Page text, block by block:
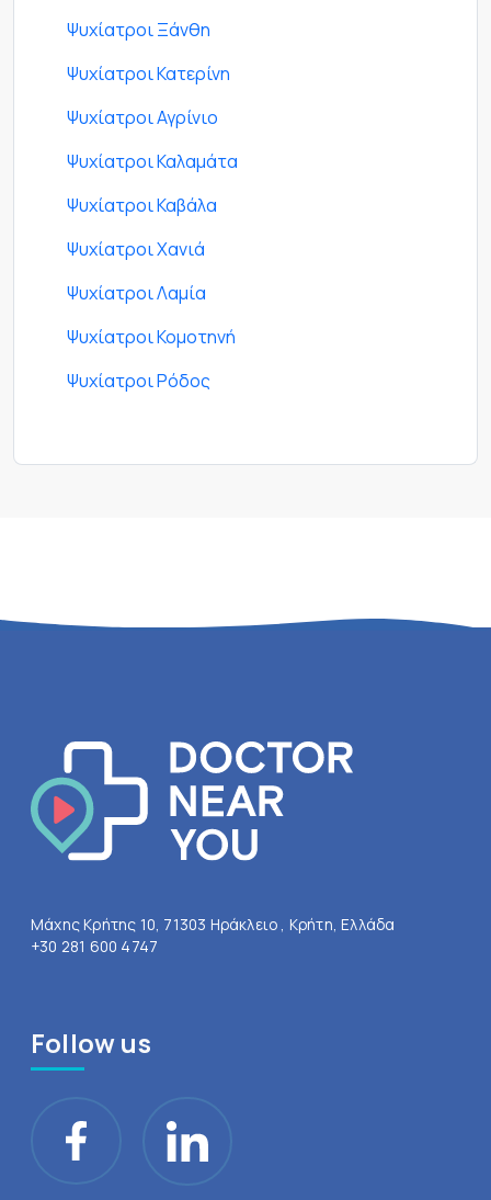
Ψυχίατροι Ξάνθη
Ψυχίατροι Κατερίνη
Ψυχίατροι Αγρίνιο
Ψυχίατροι Καλαμάτα
Ψυχίατροι Καβάλα
Ψυχίατροι Χανιά
Ψυχίατροι Λαμία
Ψυχίατροι Κομοτηνή
Ψυχίατροι Ρόδος
Μάχης Κρήτης 10, 71303 Ηράκλειο , Κρήτη, Ελλάδα
+30 281 600 4747
Follow us